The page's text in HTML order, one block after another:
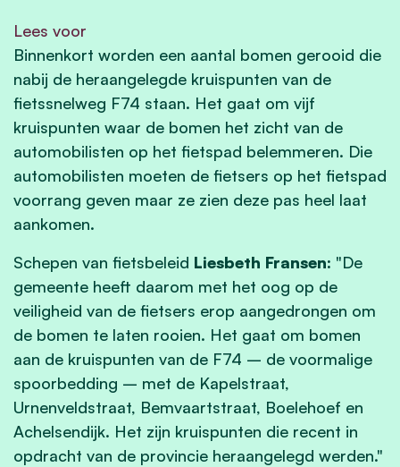
Lees voor
Binnenkort worden een aantal bomen gerooid die
nabij de heraangelegde kruispunten van de
fietssnelweg F74 staan. Het gaat om vijf
kruispunten waar de bomen het zicht van de
automobilisten op het fietspad belemmeren. Die
automobilisten moeten de fietsers op het fietspad
voorrang geven maar ze zien deze pas heel laat
aankomen.
Schepen van fietsbeleid Liesbeth Fransen: "De
gemeente heeft daarom met het oog op de
veiligheid van de fietsers erop aangedrongen om
de bomen te laten rooien. Het gaat om bomen
aan de kruispunten van de F74 – de voormalige
spoorbedding – met de Kapelstraat,
Urnenveldstraat, Bemvaartstraat, Boelehoef en
Achelsendijk. Het zijn kruispunten die recent in
opdracht van de provincie heraangelegd werden."